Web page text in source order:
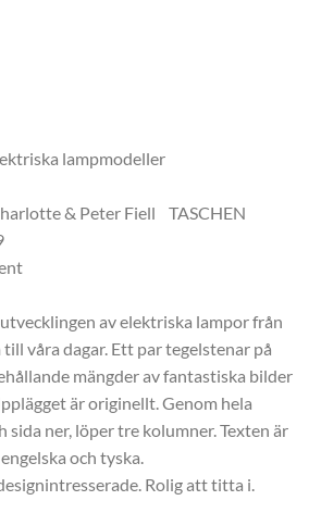
lampmodeller
& Peter Fiell TASCHEN
av elektriska lampor från
våra dagar. Ett par tegelstenar på
mängder av fantastiska bilder
är originellt. Genom hela
sida ner, löper tre kolumner. Texten är
och tyska.
Rolig att titta i.